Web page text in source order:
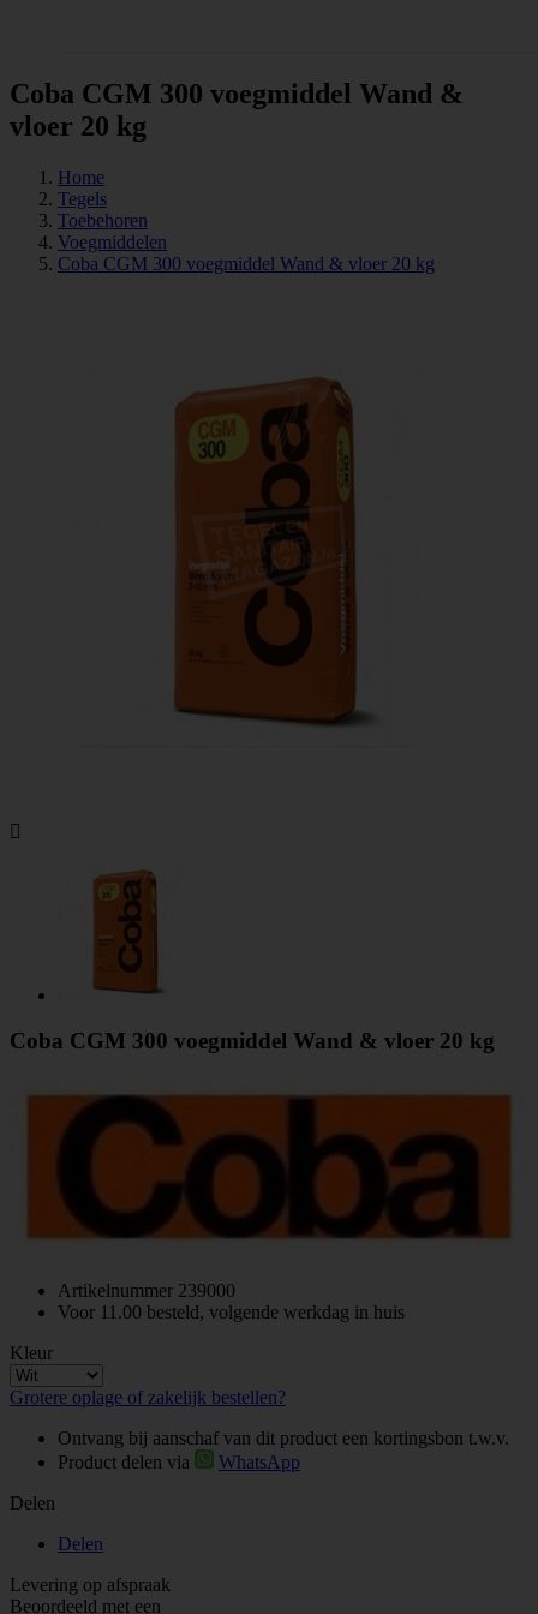
Coba CGM 300 voegmiddel Wand &
vloer 20 kg
Home
Tegels
Toebehoren
Voegmiddelen
Coba CGM 300 voegmiddel Wand & vloer 20 kg

Coba CGM 300 voegmiddel Wand & vloer 20 kg
Artikelnummer 239000
Voor 11.00 besteld, volgende werkdag in huis
Kleur
Grotere oplage of zakelijk bestellen?
Ontvang bij aanschaf van dit product een kortingsbon t.w.v.
Product delen via
WhatsApp
Delen
Delen
Levering op afspraak
Beoordeeld met een